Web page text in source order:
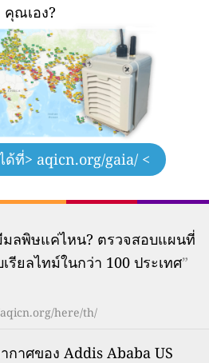
คุณเอง?
ด้ที่> aqicn.org/gaia/ <
ลพิษแค่ไหน? ตรวจสอบแผนที่
รียลไทม์ในกว่า 100 ประเทศ”
here/th/
าศของ Addis Ababa US